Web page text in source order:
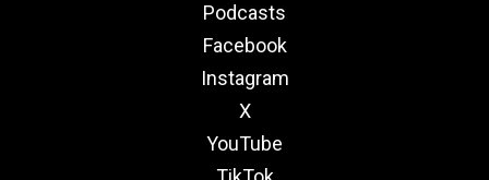
Podcasts
Facebook
Instagram
X
YouTube